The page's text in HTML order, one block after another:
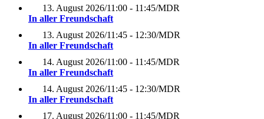
13. August 2026/11:00 - 11:45/MDR
In aller Freundschaft
13. August 2026/11:45 - 12:30/MDR
In aller Freundschaft
14. August 2026/11:00 - 11:45/MDR
In aller Freundschaft
14. August 2026/11:45 - 12:30/MDR
In aller Freundschaft
17. August 2026/11:00 - 11:45/MDR